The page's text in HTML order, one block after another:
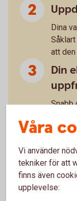
Dina
att
Din
Snabb
Våra
Vi använder
tekniker för att
finns även
upplevelse: